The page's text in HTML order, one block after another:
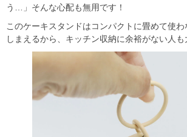
う…」そんな心配も無用です！
このケーキスタンドはコンパクトに畳めて使わ
しまえるから、キッチン収納に余裕がない人も